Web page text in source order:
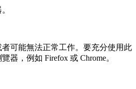
可能無法正常工作。要充分使用此
器，例如 Firefox 或 Chrome。